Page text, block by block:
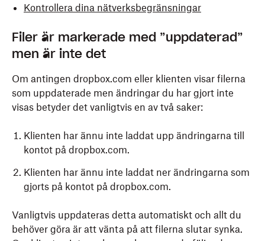
Kontrollera dina nätverksbegränsningar
Filer är markerade med ”uppdaterad”
men är inte det
Om antingen dropbox.com eller klienten visar filerna
som uppdaterade men ändringar du har gjort inte
visas betyder det vanligtvis en av två saker:
Klienten har ännu inte laddat upp ändringarna till
kontot på dropbox.com.
Klienten har ännu inte laddat ner ändringarna som
gjorts på kontot på dropbox.com.
Vanligtvis uppdateras detta automatiskt och allt du
behöver göra är att vänta på att filerna slutar synka.